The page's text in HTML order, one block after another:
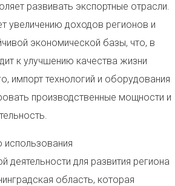
развивать экспортные отрасли.
увеличению доходов регионов и
экономической базы, что, в
к улучшению качества жизни
импорт технологий и оборудования
производственные мощности и
деятельности для развития региона
область, которая